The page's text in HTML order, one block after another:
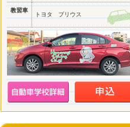
教習車
トヨタ プリウス